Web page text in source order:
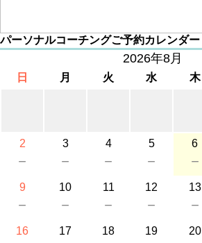
パーソナルコーチングご予約カレンダー
2026年8月
日 月 火 水 木
2
－
3
－
4
－
5
－
6
－
9
－
10
－
11
－
12
－
13
－
16 17 18 19 20